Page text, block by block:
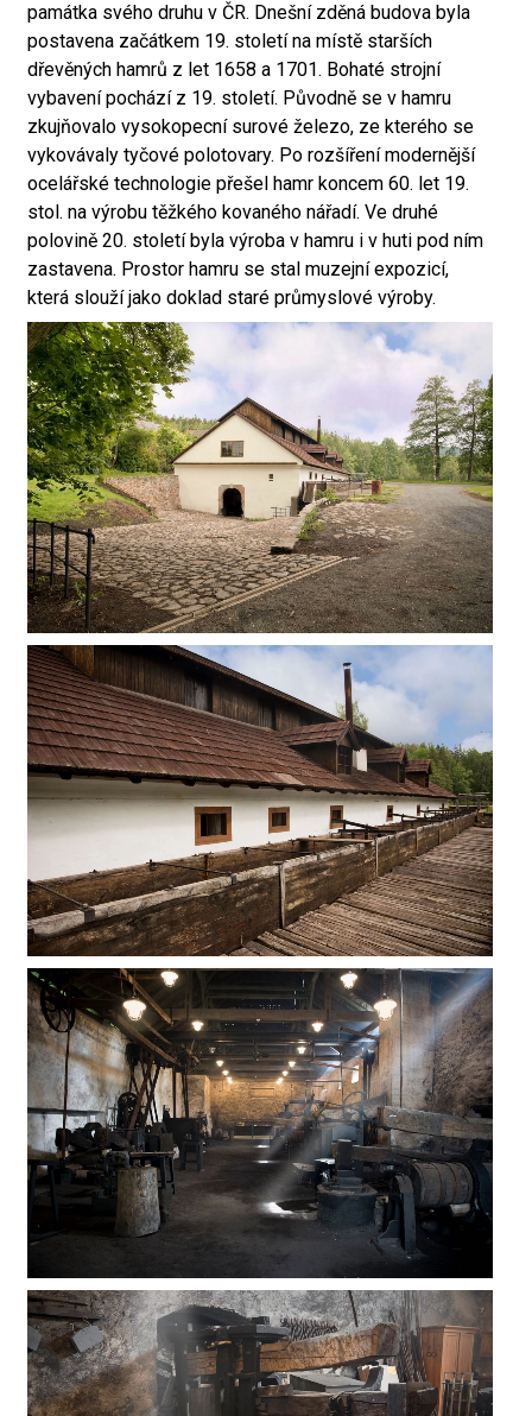
památka svého druhu v ČR. Dnešní zděná budova byla
postavena začátkem 19. století na místě starších
dřevěných hamrů z let 1658 a 1701. Bohaté strojní
vybavení pochází z 19. století. Původně se v hamru
zkujňovalo vysokopecní surové železo, ze kterého se
vykovávaly tyčové polotovary. Po rozšíření modernější
ocelářské technologie přešel hamr koncem 60. let 19.
stol. na výrobu těžkého kovaného nářadí. Ve druhé
polovině 20. století byla výroba v hamru i v huti pod ním
zastavena. Prostor hamru se stal muzejní expozicí,
která slouží jako doklad staré průmyslové výroby.